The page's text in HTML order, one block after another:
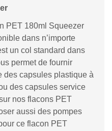
PET 180ml Squeezer
dans n’importe
un col standard dans
permet de fournir
des capsules plastique à
des capsules service
nos flacons PET
aussi des pompes
ce flacon PET